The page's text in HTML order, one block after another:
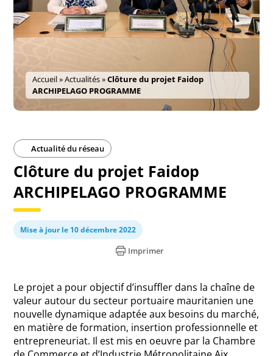
Accueil»Actualités»Clôture du projet Faidop
ARCHIPELAGO PROGRAMME
Actualité du réseau
Clôture du projet Faidop
ARCHIPELAGO PROGRAMME
Mise à jour le 10 décembre 2022
Imprimer
Le projet a pour objectif d’insuffler dans la chaîne de
valeur autour du secteur portuaire mauritanien une
nouvelle dynamique adaptée aux besoins du marché,
en matière de formation, insertion professionnelle et
entrepreneuriat. Il est mis en oeuvre par la Chambre